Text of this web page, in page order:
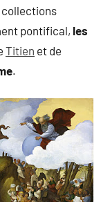
collections
pontifical, les
Titien et de
.